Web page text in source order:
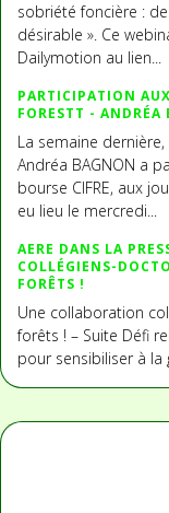
sobriété foncière :
désirable ». Ce
Dailymotion au lien...
PARTICIPATION
FORESTT - ANDRÉA
La semaine
Andréa BAGNON a
bourse CIFRE, aux
eu lieu le mercredi...
AERE DANS LA
COLLÉGIENS-
FORÊTS !
Une collaboration
forêts ! – Suite Défi
pour sensibiliser à